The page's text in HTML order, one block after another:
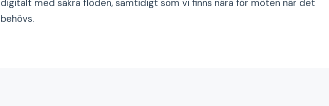
digitalt med säkra flöden, samtidigt som vi finns nära för möten när det
behövs.